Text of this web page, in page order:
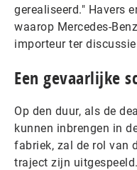
gerealiseerd." Havers
waarop Mercedes-
importeur ter
Een gevaarlijke
Op den duur, als de
kunnen inbrengen in
fabriek, zal de rol van
traject zijn